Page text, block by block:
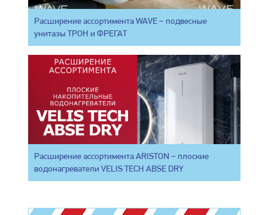
Расширение ассортимента WAVE – подвесные
унитазы ТРОН и ФРЕГАТ
Расширение ассортимента ARISTON – плоские
водонагреватели VELIS TECH ABSE DRY